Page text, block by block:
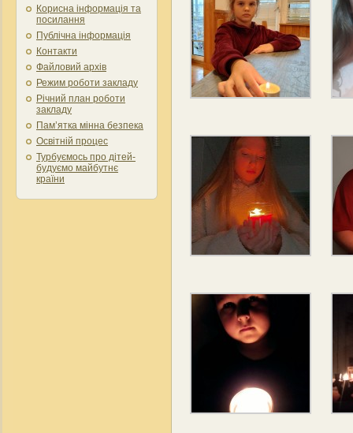
Корисна інформація та
посилання
Публічна інформація
Контакти
Файловий архів
Режим роботи закладу
Річний план роботи
закладу
Пам’ятка мінна безпека
Освітній процес
Турбуємось про дітей-
будуємо майбутнє
країни